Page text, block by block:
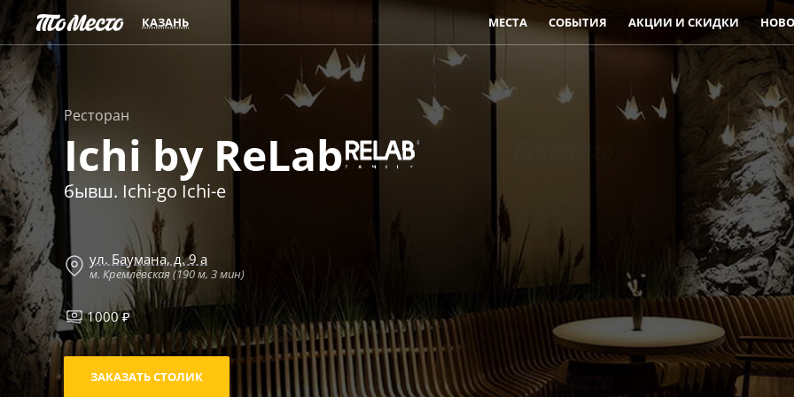
КАЗАНЬ МЕСТА СОБЫТИЯ АКЦИИ И СКИДКИ
Ресторан
Ichi by ReLab
бывш. Ichi-go Ichi-e
ул. Баумана, д. 9 а
м. Кремлёвская (190 м, 3 мин)
1000 ₽
ЗАКАЗАТЬ СТОЛИК